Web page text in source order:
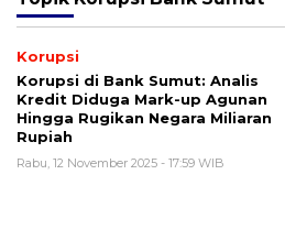
Korupsi
Korupsi di Bank Sumut: Analis
Kredit Diduga Mark-up Agunan
Hingga Rugikan Negara Miliaran
Rupiah
Rabu, 12 November 2025 - 17:59 WIB